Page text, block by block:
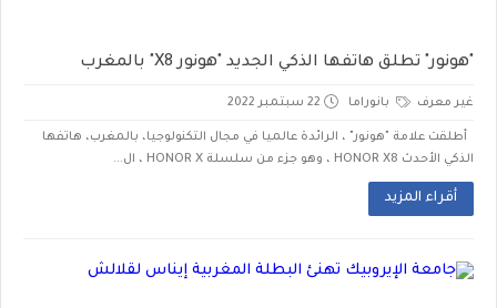
"هونور" تطلق هاتفها الذكي الجديد "هونور X8" بالمغرب
غير معرف بانوراما 22 سبتمبر 2022
أطلقت علامة "هونور" ، الرائدة عالميا في مجال التكنولوجيا، بالمغرب، هاتفها
الذكي الأحدث HONOR X8 ، وهو جزء من سلسلة HONOR X ، ال...
أقراء المزيد